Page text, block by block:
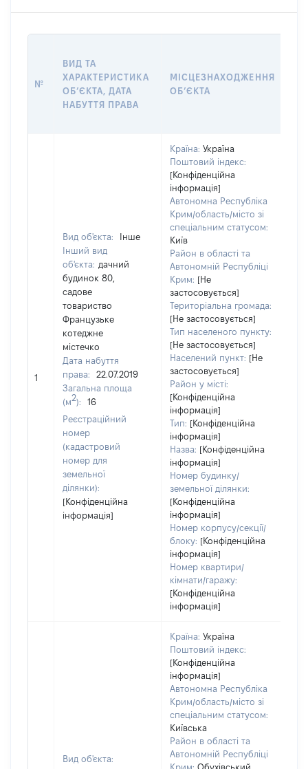
№
ВИД ТА
ХАРАКТЕРИСТИКА
ОБʼЄКТА, ДАТА
НАБУТТЯ ПРАВА
МІСЦЕЗНАХОДЖЕННЯ
ОБʼЄКТА
1
Вид об'єкта:
Інше
Інший вид
об'єкта: дачний
будинок 80,
садове
товариство
Французьке
котеджне
містечко
Дата набуття
права:
22.07.2019
Загальна площа
(м2):
16
Реєстраційний
номер
(кадастровий
номер для
земельної
ділянки):
[Конфіденційна
інформація]
Країна: Україна
Поштовий індекс:
[Конфіденційна
інформація]
Автономна Республіка
Крим/область/місто зі
спеціальним статусом:
Київ
Район в області та
Автономній Республіці
Крим: [Не
застосовується]
Територіальна громада:
[Не застосовується]
Тип населеного пункту:
[Не застосовується]
Населений пункт: [Не
застосовується]
Район у місті:
[Конфіденційна
інформація]
Тип: [Конфіденційна
інформація]
Назва: [Конфіденційна
інформація]
Номер будинку/
земельної ділянки:
[Конфіденційна
інформація]
Номер корпусу/секції/
блоку: [Конфіденційна
інформація]
Номер квартири/
кімнати/гаражу:
[Конфіденційна
інформація]
Вид об'єкта:
Країна: Україна
Поштовий індекс:
[Конфіденційна
інформація]
Автономна Республіка
Крим/область/місто зі
спеціальним статусом:
Київська
Район в області та
Автономній Республіці
Крим: Обухівський